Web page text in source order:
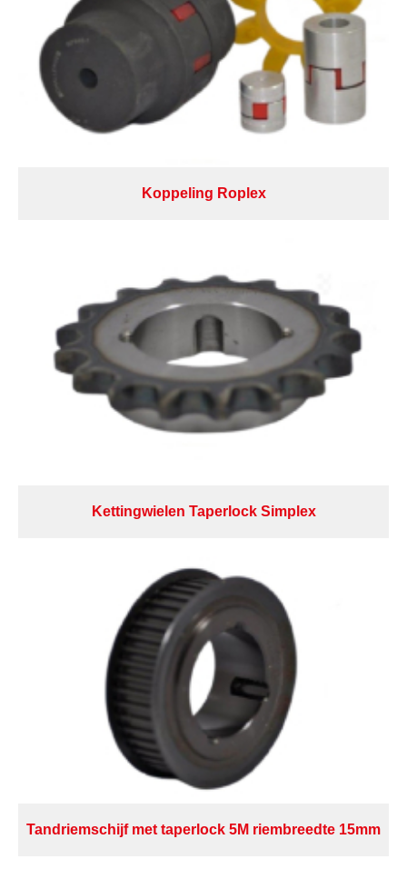
Koppeling Roplex
Kettingwielen Taperlock Simplex
Tandriemschijf met taperlock 5M riembreedte 15mm